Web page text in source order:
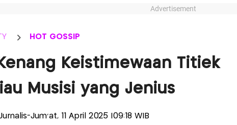
Advertisement
HOT GOSSIP
Keistimewaan Titiek
Musisi yang Jenius
Jum'at, 11 April 2025 |09:18 WIB